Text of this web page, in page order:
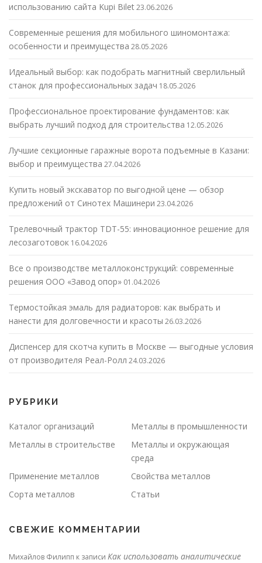
использованию сайта Kupi Bilet23.06.2026
Современные решения для мобильного шиномонтажа:
особенности и преимущества 28.05.2026
Идеальный выбор: как подобрать магнитный сверлильный
станок для профессиональных задач 18.05.2026
Профессиональное проектирование фундаментов: как
выбрать лучший подход для строительства 12.05.2026
Лучшие секционные гаражные ворота подъемные в Казани:
выбор и преимущества 27.04.2026
Купить новый экскаватор по выгодной цене — обзор
предложений от Синотех Машинери 23.04.2026
Трелевочный трактор TDT-55: инновационное решение для
лесозаготовок 16.04.2026
Все о производстве металлоконструкций: современные
решения ООО «Завод опор» 01.04.2026
Термостойкая эмаль для радиаторов: как выбрать и
нанести для долговечности и красоты 26.03.2026
Диспенсер для скотча купить в Москве — выгодные условия
от производителя Реал-Ролл 24.03.2026
РУБРИКИ
Каталог организаций
Металлы в промышленности
Металлы в строительстве
Металлы и окружающая
среда
Применение металлов
Свойства металлов
Сорта металлов
Статьи
СВЕЖИЕ КОММЕНТАРИИ
Михайлов Филипп к записи Как использовать аналитические